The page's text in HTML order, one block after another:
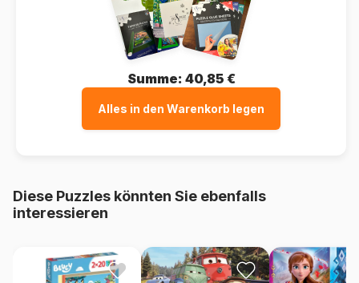
Summe: 40,85 €
Alles in den Warenkorb legen
Diese Puzzles könnten Sie ebenfalls
interessieren